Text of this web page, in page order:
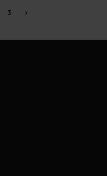
3 >